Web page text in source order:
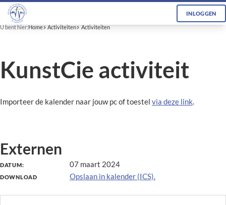
INLOGGEN
U bent hier:Home Activiteiten Activiteiten
KunstCie activiteit
Importeer de kalender naar jouw pc of toestel via deze link.
Externen
DATUM: 07 maart 2024
DOWNLOAD Opslaan in kalender (ICS).